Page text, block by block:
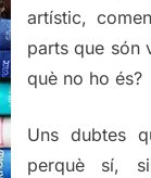
artístic,
parts que són
què no ho és?
Uns dubtes
perquè sí,